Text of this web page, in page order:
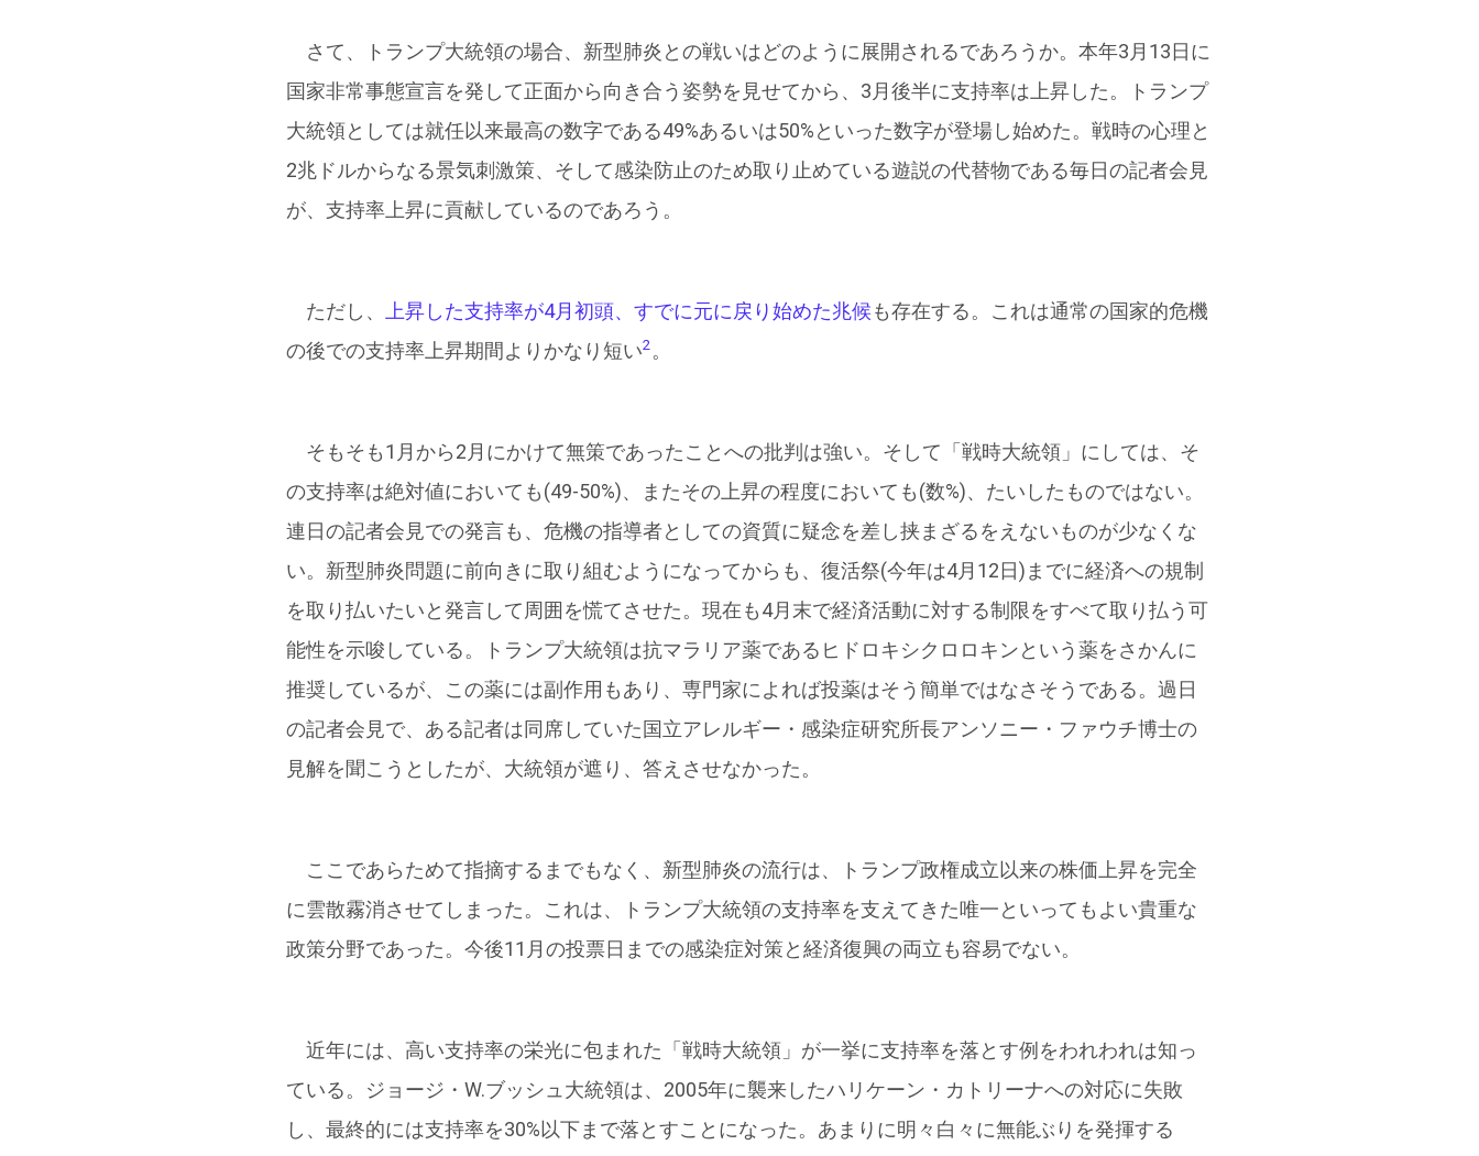
さて、トランプ大統領の場合、新型肺炎との戦いはどのように展開されるであろうか。本年3月13日に
国家非常事態宣言を発して正面から向き合う姿勢を見せてから、3月後半に支持率は上昇した。トランプ
大統領としては就任以来最高の数字である49%あるいは50%といった数字が登場し始めた。戦時の心理と
2兆ドルからなる景気刺激策、そして感染防止のため取り止めている遊説の代替物である毎日の記者会見
が、支持率上昇に貢献しているのであろう。
ただし、 上昇した支持率が4月初頭、すでに元に戻り始めた兆候も存在する。これは通常の国家的危機
の後での支持率上昇期間よりかなり短い2。
そもそも1月から2月にかけて無策であったことへの批判は強い。そして「戦時大統領」にしては、そ
の支持率は絶対値においても(49-50%)、またその上昇の程度においても(数%)、たいしたものではない。
連日の記者会見での発言も、危機の指導者としての資質に疑念を差し挟まざるをえないものが少なくな
い。新型肺炎問題に前向きに取り組むようになってからも、復活祭(今年は4月12日)までに経済への規制
を取り払いたいと発言して周囲を慌てさせた。現在も4月末で経済活動に対する制限をすべて取り払う可
能性を示唆している。トランプ大統領は抗マラリア薬であるヒドロキシクロロキンという薬をさかんに
推奨しているが、この薬には副作用もあり、専門家によれば投薬はそう簡単ではなさそうである。過日
の記者会見で、ある記者は同席していた国立アレルギー・感染症研究所長アンソニー・ファウチ博士の
見解を聞こうとしたが、大統領が遮り、答えさせなかった。
ここであらためて指摘するまでもなく、新型肺炎の流行は、トランプ政権成立以来の株価上昇を完全
に雲散霧消させてしまった。これは、トランプ大統領の支持率を支えてきた唯一といってもよい貴重な
政策分野であった。今後11月の投票日までの感染症対策と経済復興の両立も容易でない。
近年には、高い支持率の栄光に包まれた「戦時大統領」が一挙に支持率を落とす例をわれわれは知っ
ている。ジョージ・W.ブッシュ大統領は、2005年に襲来したハリケーン・カトリーナへの対応に失敗
し、最終的には支持率を30%以下まで落とすことになった。あまりに明々白々に無能ぶりを発揮する